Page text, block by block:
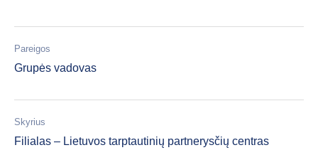
Pareigos
Grupės vadovas
Skyrius
Filialas – Lietuvos tarptautinių partnerysčių centras